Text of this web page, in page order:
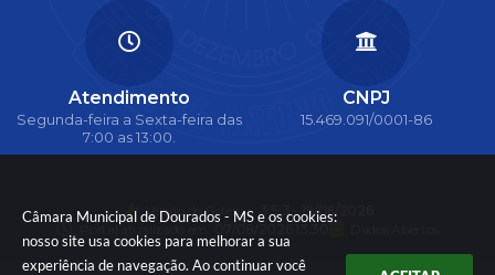
Câmara Municipal de Dourados - MS e os cookies:
nosso site usa cookies para melhorar a sua
experiência de navegação. Ao continuar você
Atendimento
Segunda-feira a Sexta-feira das
7:00 as 13:00.
CNPJ
15.469.091/0001-86
Versão do Sistema:3.5.3 - 19/06/2026
Portal atualizado em: